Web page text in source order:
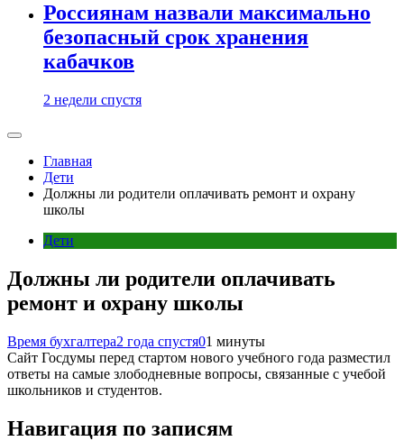
Россиянам назвали максимально
безопасный срок хранения
кабачков
2 недели спустя
Главная
Дети
Должны ли родители оплачивать ремонт и охрану
школы
Дети
Должны ли родители оплачивать
ремонт и охрану школы
Время бухгалтера2 года спустя01 минуты
Сайт Госдумы перед стартом нового учебного года разместил
ответы на самые злободневные вопросы, связанные с учебой
школьников и студентов.
Навигация по записям